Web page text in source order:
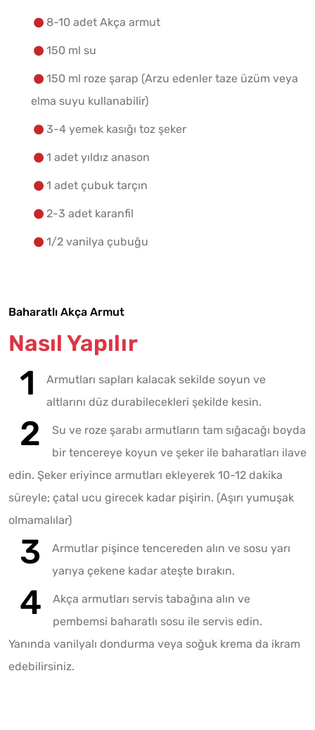
8-10 adet Akça armut
150 ml su
150 ml roze şarap (Arzu edenler taze üzüm veya
elma suyu kullanabilir)
3-4 yemek kasığı toz şeker
1 adet yıldız anason
1 adet çubuk tarçın
2-3 adet karanfil
1/2 vanilya çubuğu
Baharatlı Akça Armut
Nasıl Yapılır
Armutları sapları kalacak sekilde soyun ve
altlarını düz durabilecekleri şekilde kesin.
Su ve roze şarabı armutların tam sığacağı boyda
bir tencereye koyun ve şeker ile baharatları ilave
edin. Şeker eriyince armutları ekleyerek 10-12 dakika
süreyle; çatal ucu girecek kadar pişirin. (Aşırı yumuşak
olmamalılar)
Armutlar pişince tencereden alın ve sosu yarı
yarıya çekene kadar ateşte bırakın.
Akça armutları servis tabağına alın ve
pembemsi baharatlı sosu ile servis edin.
Yanında vanilyalı dondurma veya soğuk krema da ikram
edebilirsiniz.